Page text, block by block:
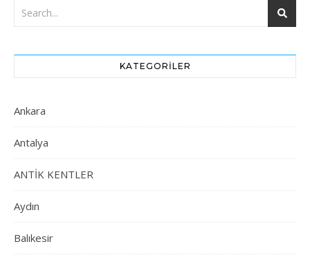
KATEGORILER
Ankara
Antalya
ANTİK KENTLER
Aydın
Balıkesir